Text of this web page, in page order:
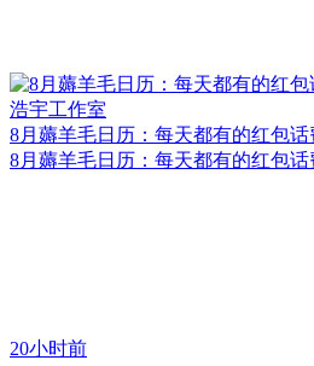
8月薅羊毛日历：每天都有的红包
8月薅羊毛日历：每天都有的红包
20小时前